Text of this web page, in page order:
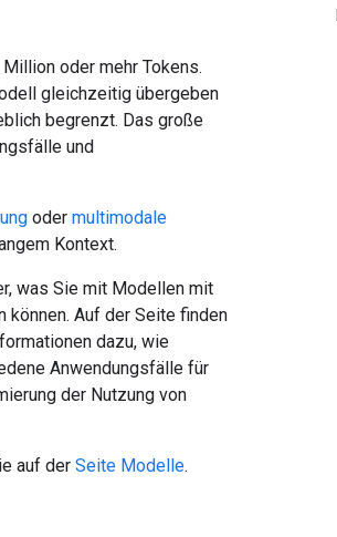
oder mehr Tokens.
gleichzeitig übergeben
begrenzt. Das große
und
oder multimodale
Kontext.
was Sie mit Modellen mit
können. Auf der Seite finden
dazu, wie
Anwendungsfälle für
der Nutzung von
auf der Seite Modelle.